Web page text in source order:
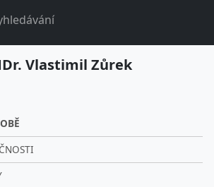
Vlastimil Zůrek